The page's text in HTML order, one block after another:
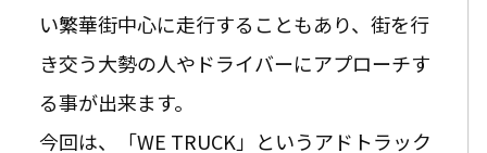
い繁華街中心に走行することもあり、街を行
き交う大勢の人やドライバーにアプローチす
る事が出来ます。
今回は、「WE TRUCK」というアドトラック